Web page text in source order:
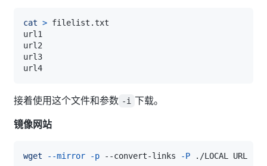
cat >
接着使用这个文件和参数 -i 下载。
镜像网站
wget --mirror -p --convert-links -P